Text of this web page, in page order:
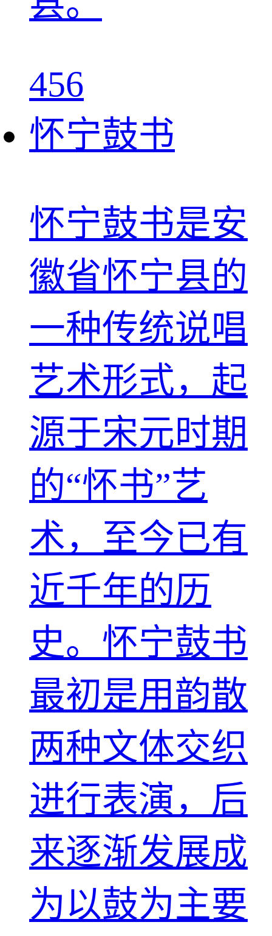
456
怀宁鼓书
怀宁鼓书是安
徽省怀宁县的
一种传统说唱
艺术形式，起
源于宋元时期
的“怀书”艺
术，至今已有
近千年的历
史。怀宁鼓书
最初是用韵散
两种文体交织
进行表演，后
来逐渐发展成
为以鼓为主要